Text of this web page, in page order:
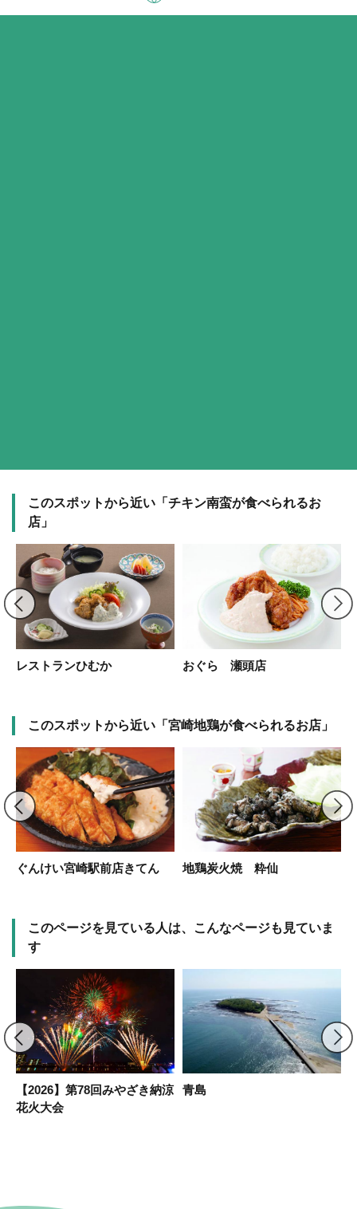
このスポットから近い「チキン南蛮が食べられるお
店」
レストランひむか おぐら 瀬頭店
このスポットから近い「宮崎地鶏が食べられるお店」
ぐんけい宮崎駅前店きてん 地鶏炭火焼 粋仙
このページを見ている人は、こんなページも見ていま
す
【2026】第78回みやざき納涼
花火大会
青島